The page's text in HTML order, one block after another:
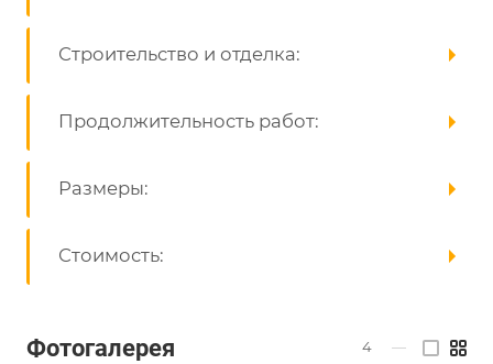
Строительство и отделка:
Продолжительность работ:
Размеры:
Стоимость:
Фотогалерея 4 —